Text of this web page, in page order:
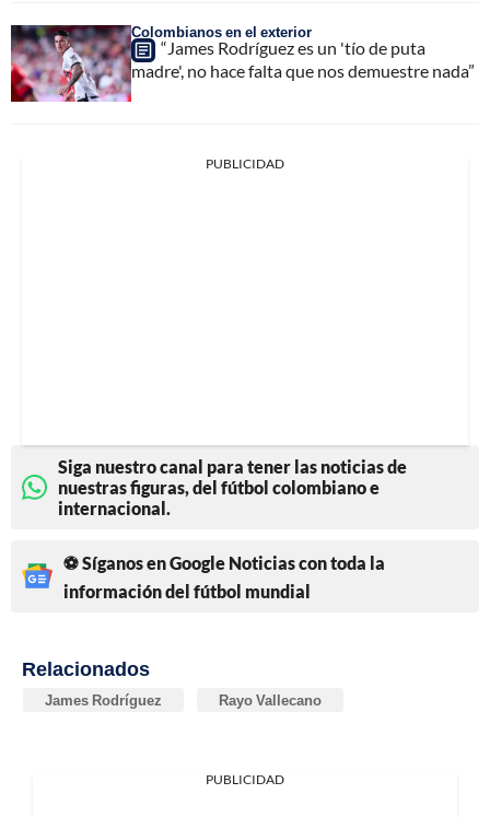
Colombianos en el exterior
“James Rodríguez es un 'tío de puta
madre', no hace falta que nos demuestre nada”
PUBLICIDAD
Siga nuestro canal para tener las noticias de
nuestras figuras, del fútbol colombiano e
internacional.
⚽ Síganos en Google Noticias con toda la
información del fútbol mundial
Relacionados
James Rodríguez Rayo Vallecano
PUBLICIDAD